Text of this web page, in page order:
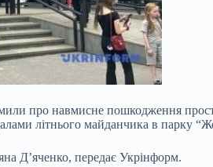
про навмисне пошкодження
літнього майданчика в парку
Д’яченко, передає Укрінформ.